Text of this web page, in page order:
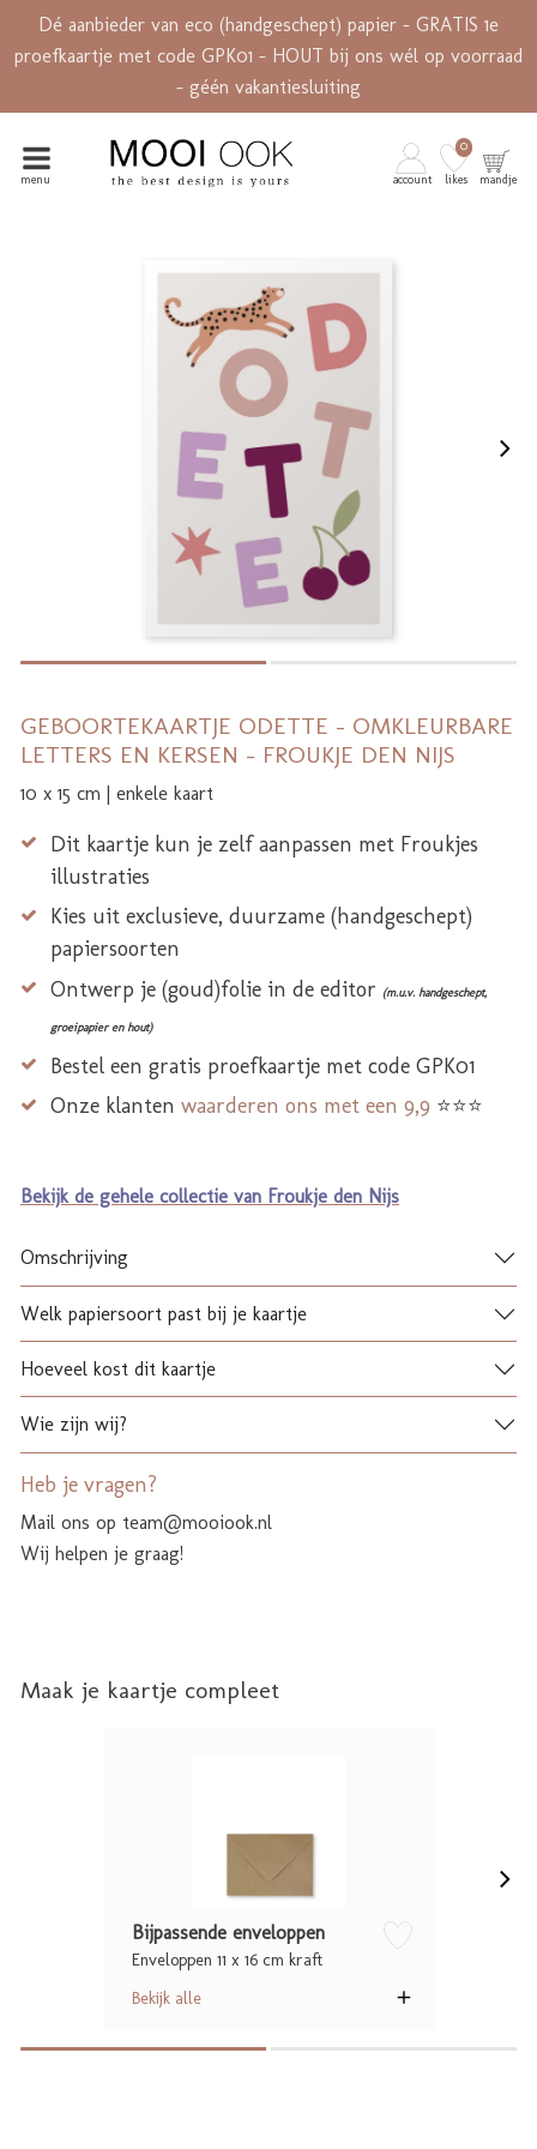
Dé aanbieder van eco (handgeschept) papier - GRATIS 1e
proefkaartje met code GPK01 - HOUT bij ons wél op voorraad
- géén vakantiesluiting
menu account likes
0
mandje
GEBOORTEKAARTJE ODETTE - OMKLEURBARE
LETTERS EN KERSEN - FROUKJE DEN NIJS
10 x 15 cm | enkele kaart
Dit kaartje kun je zelf aanpassen met Froukjes
illustraties
Kies uit exclusieve, duurzame (handgeschept)
papiersoorten
Ontwerp je (goud)folie in de editor (m.u.v. handgeschept,
groeipapier en hout)
Bestel een gratis proefkaartje met code GPK01
Onze klanten waarderen ons met een 9,9 ⭐⭐⭐
Bekijk de gehele collectie van Froukje den Nijs
Omschrijving
Welk papiersoort past bij je kaartje
Hoeveel kost dit kaartje
Wie zijn wij?
Heb je vragen?
Mail ons op team@mooiook.nl
Wij helpen je graag!
Maak je kaartje compleet
Bijpassende enveloppen
Enveloppen 11 x 16 cm kraft
Bekijk alle